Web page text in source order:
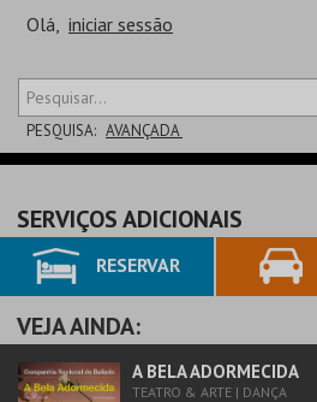
Olá, iniciar sessão
PESQUISA: AVANÇADA
SALA
SERVIÇOS ADICIONAIS
RESERVAR
VEJA AINDA:
A BELA ADORMECIDA
TEATRO & ARTE | DANÇA